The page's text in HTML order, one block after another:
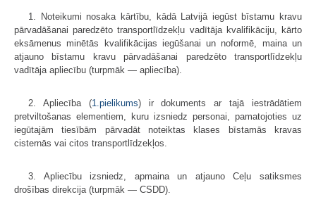
1. Noteikumi nosaka kārtību, kādā Latvijā iegūst bīstamu kravu
pārva­dāšanai paredzēto transportlīdzekļu vadītāja kvalifikāciju, kārto
eksāmenus minētās kvalifikācijas iegūšanai un noformē, maina un
atjauno bīstamu kravu pārvadāšanai paredzēto transportlīdzekļu
vadītāja apliecību (turpmāk — apliecība).
2. Apliecība (1.pielikums) ir dokuments ar tajā iestrādātiem
pretviltošanas elementiem, kuru izsniedz personai, pamatojoties uz
iegūtajām tiesībām pārvadāt noteiktas klases bīstamās kravas
cisternās vai citos transportlīdzekļos.
3. Apliecību izsniedz, apmaina un atjauno Ceļu satiksmes
drošības direkcija (turpmāk — CSDD).